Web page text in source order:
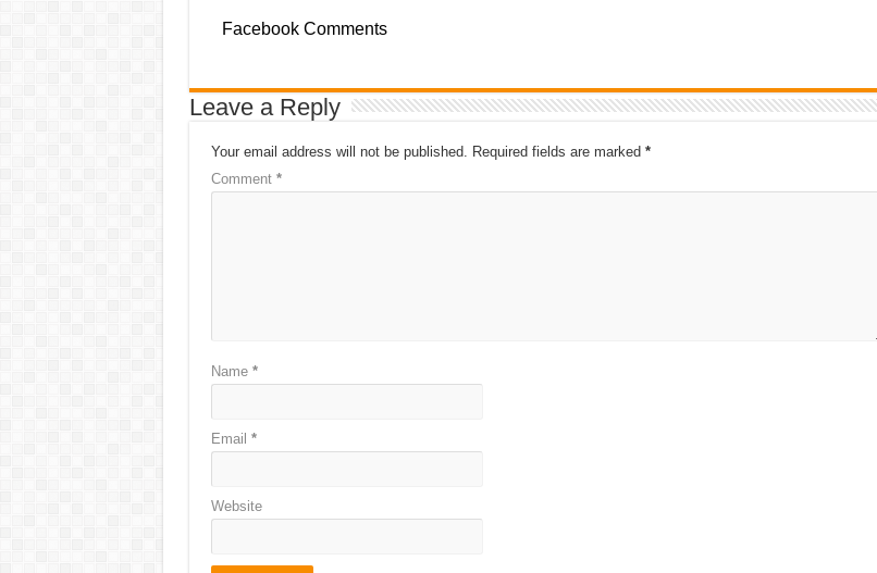
Facebook Comments
Leave a Reply
Your email address will not be published. Required fields are marked *
Comment *
Name *
Email *
Website